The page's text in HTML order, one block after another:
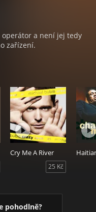
a není jej tedy
zařízení.
Cry Me A River
25 Kč
pohodlně?